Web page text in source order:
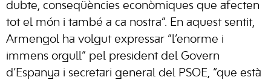
dubte, conseqüències econòmiques que afecten
tot el món i també a ca nostra”. En aquest sentit,
Armengol ha volgut expressar “l’enorme i
immens orgull” pel president del Govern
d’Espanya i secretari general del PSOE, “que està